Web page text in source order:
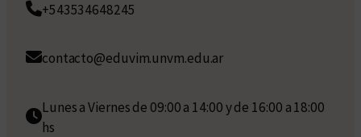
+543534648245
contacto@eduvim.unvm.edu.ar
Lunes a Viernes de 09:00 a 14:00 y de 16:00 a 18:00
hs